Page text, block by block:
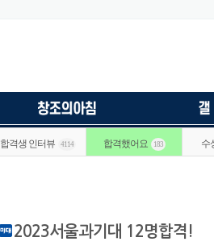
합격생 인터뷰 4114 합격했어요 183 수
2023서울과기대 12명합격!